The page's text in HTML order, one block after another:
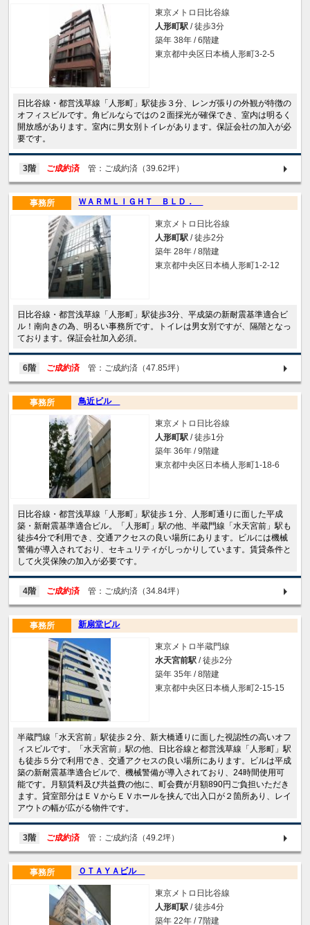
東京メトロ日比谷線
人形町駅 / 徒歩3分
築年 38年 / 6階建
東京都中央区日本橋人形町3-2-5
日比谷線・都営浅草線「人形町」駅徒歩３分、レンガ張りの外観が特徴の
オフィスビルです。角ビルならではの２面採光が確保でき、室内は明るく
開放感があります。室内に男女別トイレがあります。保証会社の加入が必
要です。
3階 ご成約済 管：ご成約済（39.62坪）
ＷＡＲＭＬＩＧＨＴ ＢＬＤ．
事務所
東京メトロ日比谷線
人形町駅 / 徒歩2分
築年 28年 / 8階建
東京都中央区日本橋人形町1-2-12
日比谷線・都営浅草線「人形町」駅徒歩3分、平成築の新耐震基準適合ビ
ル！南向きの為、明るい事務所です。トイレは男女別ですが、隔階となっ
ております。保証会社加入必須。
6階 ご成約済 管：ご成約済（47.85坪）
鳥近ビル
事務所
東京メトロ日比谷線
人形町駅 / 徒歩1分
築年 36年 / 9階建
東京都中央区日本橋人形町1-18-6
日比谷線・都営浅草線「人形町」駅徒歩１分、人形町通りに面した平成
築・新耐震基準適合ビル。「人形町」駅の他、半蔵門線「水天宮前」駅も
徒歩4分で利用でき、交通アクセスの良い場所にあります。ビルには機械
警備が導入されており、セキュリティがしっかりしています。賃貸条件と
して火災保険の加入が必要です。
4階 ご成約済 管：ご成約済（34.84坪）
新扇堂ビル
事務所
東京メトロ半蔵門線
水天宮前駅 / 徒歩2分
築年 35年 / 8階建
東京都中央区日本橋人形町2-15-15
半蔵門線「水天宮前」駅徒歩２分、新大橋通りに面した視認性の高いオフ
ィスビルです。「水天宮前」駅の他、日比谷線と都営浅草線「人形町」駅
も徒歩５分で利用でき、交通アクセスの良い場所にあります。ビルは平成
築の新耐震基準適合ビルで、機械警備が導入されており、24時間使用可
能です。月額賃料及び共益費の他に、町会費が月額890円ご負担いただき
ます。貸室部分はＥＶからＥＶホールを挟んで出入口が２箇所あり、レイ
アウトの幅が広がる物件です。
3階 ご成約済 管：ご成約済（49.2坪）
ＯＴＡＹＡビル
事務所
東京メトロ日比谷線
人形町駅 / 徒歩4分
築年 22年 / 7階建